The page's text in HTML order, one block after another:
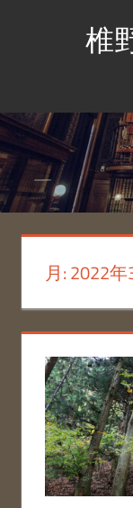
ツ
へ
ス
キ
椎
月:2022年